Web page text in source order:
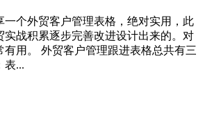
一个外贸客户管理表格，绝对实用，此
实战积累逐步完善改进设计出来的。对
有用。 外贸客户管理跟进表格总共有三
表...